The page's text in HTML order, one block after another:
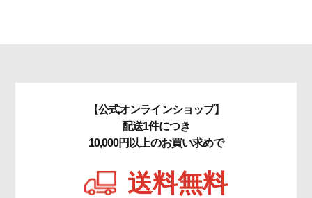
【公式オンラインショップ】
配送1件につき
10,000円以上のお買い求めで
送料無料